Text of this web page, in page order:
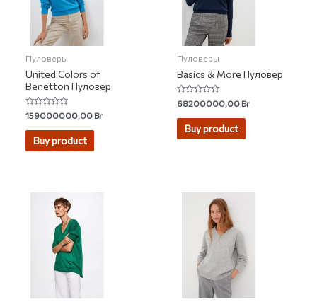
Пуловеры
United Colors of
Benetton Пуловер
Rated
0
out
159000000,00Br
Buy product
Пуловеры
Basics & More Пуловер
Rated
0
out
68200000,00Br
Buy product